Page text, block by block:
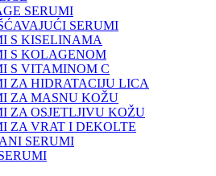
SERUMI
SERUMI
S KISELINAMA
S KOLAGENOM
S VITAMINOM C
ZA HIDRATACIJU LICA
ZA MASNU KOŽU
ZA OSJETLJIVU KOŽU
ZA VRAT I DEKOLTE
SERUMI